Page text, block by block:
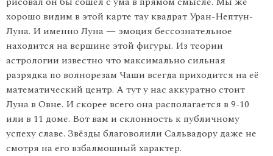
хорошо видим в этой карте тау квадрат Уран-Нептун-
Луна. И именно Луна — эмоция бессознательное
находится на вершине этой фигуры. Из теории
астрологии известно что максимально сильная
разрядка по волнорезам Чаши всегда приходится на её
математический центр. А тут у нас аккуратно стоит
Луна в Овне. И скорее всего она располагается в 9-10
или в 11 доме. Вот вам и склонность к публичному
успеху славе. Звёзды благоволили Сальвадору даже не
смотря на его взбалмошный характер.